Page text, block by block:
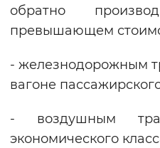
обратно
превышающем
- железнодорожным
вагоне
- воздушным
экономического